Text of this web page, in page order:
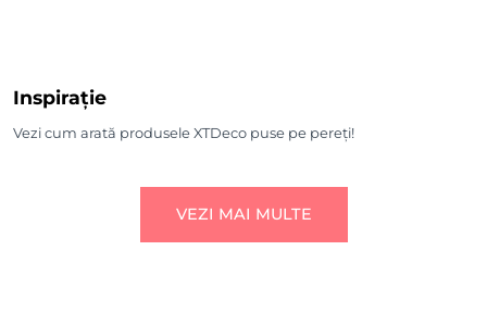
Inspirație
Vezi cum arată produsele XTDeco puse pe pereți!
VEZI MAI MULTE